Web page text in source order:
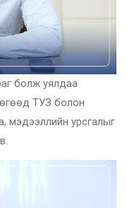
болж уялдаа
ТУЗ болон
мэдээллийн урсгалыг